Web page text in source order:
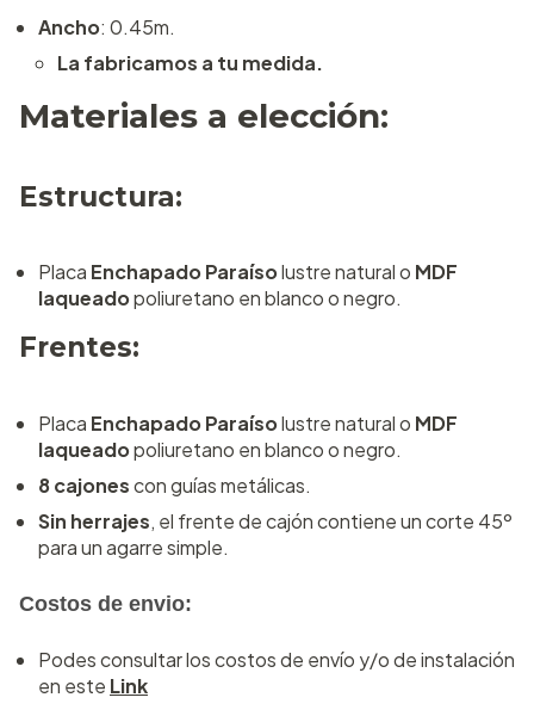
Ancho: 0.45m.
La fabricamos a tu medida.
Materiales a elección:
Estructura:
Placa Enchapado Paraísolustre natural o MDF
laqueadopoliuretano en blanco o negro.
Frentes:
Placa Enchapado Paraísolustre natural o MDF
laqueadopoliuretano en blanco o negro.
8 cajonescon guías metálicas.
Sin herrajes, el frente de cajón contiene un corte 45º
para un agarre simple.
Costos de envio:
Podes consultar los costos de envío y/o de instalación
en este Link